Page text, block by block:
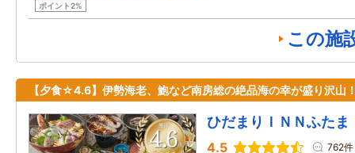
ポイント2%
この施
【夕食☆4.6】伊勢海老、鮑など南房総の絶品海の幸が盛り沢山
ひだまりＩＮＮふたま
4.5 762件